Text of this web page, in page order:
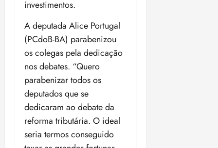
investimentos.
A deputada Alice Portugal
(PCdoB-BA) parabenizou
os colegas pela dedicação
nos debates. “Quero
parabenizar todos os
deputados que se
dedicaram ao debate da
reforma tributária. O ideal
seria termos conseguido